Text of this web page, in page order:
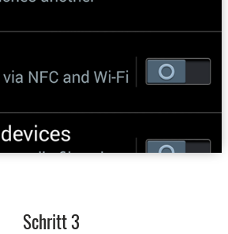
Schritt 3